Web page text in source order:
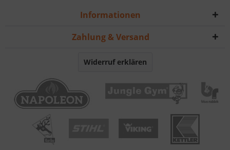
Informationen
Zahlung & Versand
Widerruf erklären